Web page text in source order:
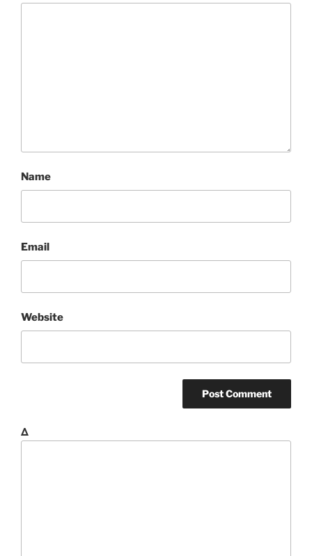
Name
Email
Website
Δ